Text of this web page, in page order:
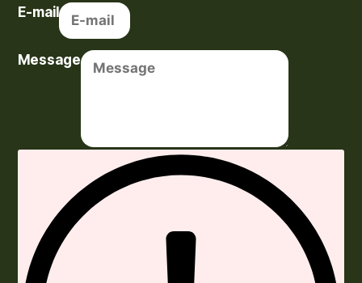
E-mail
Message